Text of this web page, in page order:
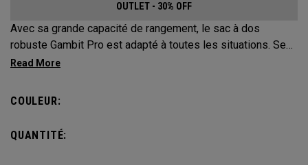
OUTLET - 30% OFF
Avec sa grande capacité de rangement, le sac à dos
robuste Gambit Pro est adapté à toutes les situations. Ses
compartiments et poches disposés de manière stratégique
importantes à portée de main.
COULEUR:
QUANTITÉ: